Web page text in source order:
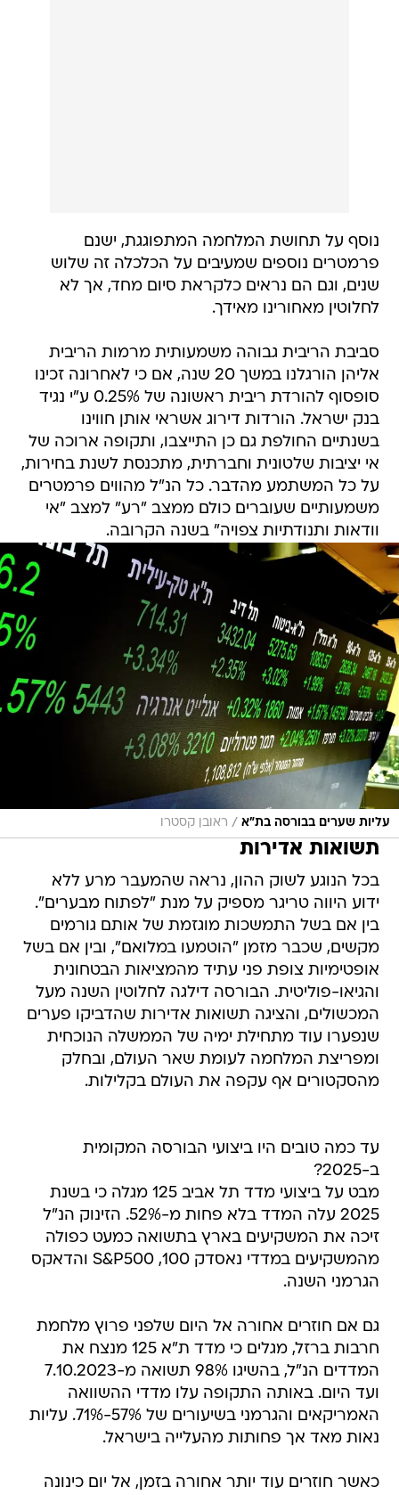
נוסף על תחושת המלחמה המתפוגגת, ישנם
פרמטרים נוספים שמעיבים על הכלכלה זה שלוש
שנים, וגם הם נראים כלקראת סיום מחד, אך לא
לחלוטין מאחורינו מאידך.
סביבת הריבית גבוהה משמעותית מרמות הריבית
אליהן הורגלנו במשך 20 שנה, אם כי לאחרונה זכינו
סופסוף להורדת ריבית ראשונה של 0.25% ע"י נגיד
בנק ישראל. הורדות דירוג אשראי אותן חווינו
בשנתיים החולפת גם כן התייצבו, ותקופה ארוכה של
אי יציבות שלטונית וחברתית, מתכנסת לשנת בחירות,
על כל המשתמע מהדבר. כל הנ"ל מהווים פרמטרים
משמעותיים שעוברים כולם ממצב "רע" למצב "אי
וודאות ותנודתיות צפויה" בשנה הקרובה.
עליות שערים בבורסה בת"א / ראובן קסטרו
תשואות אדירות
בכל הנוגע לשוק ההון, נראה שהמעבר מרע ללא
ידוע היווה טריגר מספיק על מנת "לפתוח מבערים".
בין אם בשל התמשכות מוגזמת של אותם גורמים
מקשים, שכבר מזמן "הוטמעו במלואם", ובין אם בשל
אופטימיות צופת פני עתיד מהמציאות הבטחונית
והגיאו-פוליטית. הבורסה דילגה לחלוטין השנה מעל
המכשולים, והציגה תשואות אדירות שהדביקו פערים
שנפערו עוד מתחילת ימיה של הממשלה הנוכחית
ומפריצת המלחמה לעומת שאר העולם, ובחלק
מהסקטורים אף עקפה את העולם בקלילות.
עד כמה טובים היו ביצועי הבורסה המקומית
ב-2025?
מבט על ביצועי מדד תל אביב 125 מגלה כי בשנת
2025 עלה המדד בלא פחות מ-52%. הזינוק הנ"ל
זיכה את המשקיעים בארץ בתשואה כמעט כפולה
מהמשקיעים במדדי נאסדק 100, S&P500 והדאקס
הגרמני השנה.
גם אם חוזרים אחורה אל היום שלפני פרוץ מלחמת
חרבות ברזל, מגלים כי מדד ת"א 125 מנצח את
המדדים הנ"ל, בהשיגו 98% תשואה מ-7.10.2023
ועד היום. באותה התקופה עלו מדדי ההשוואה
האמריקאים והגרמני בשיעורים של 57%-71%. עליות
נאות מאד אך פחותות מהעלייה בישראל.
כאשר חוזרים עוד יותר אחורה בזמן, אל יום כינונה